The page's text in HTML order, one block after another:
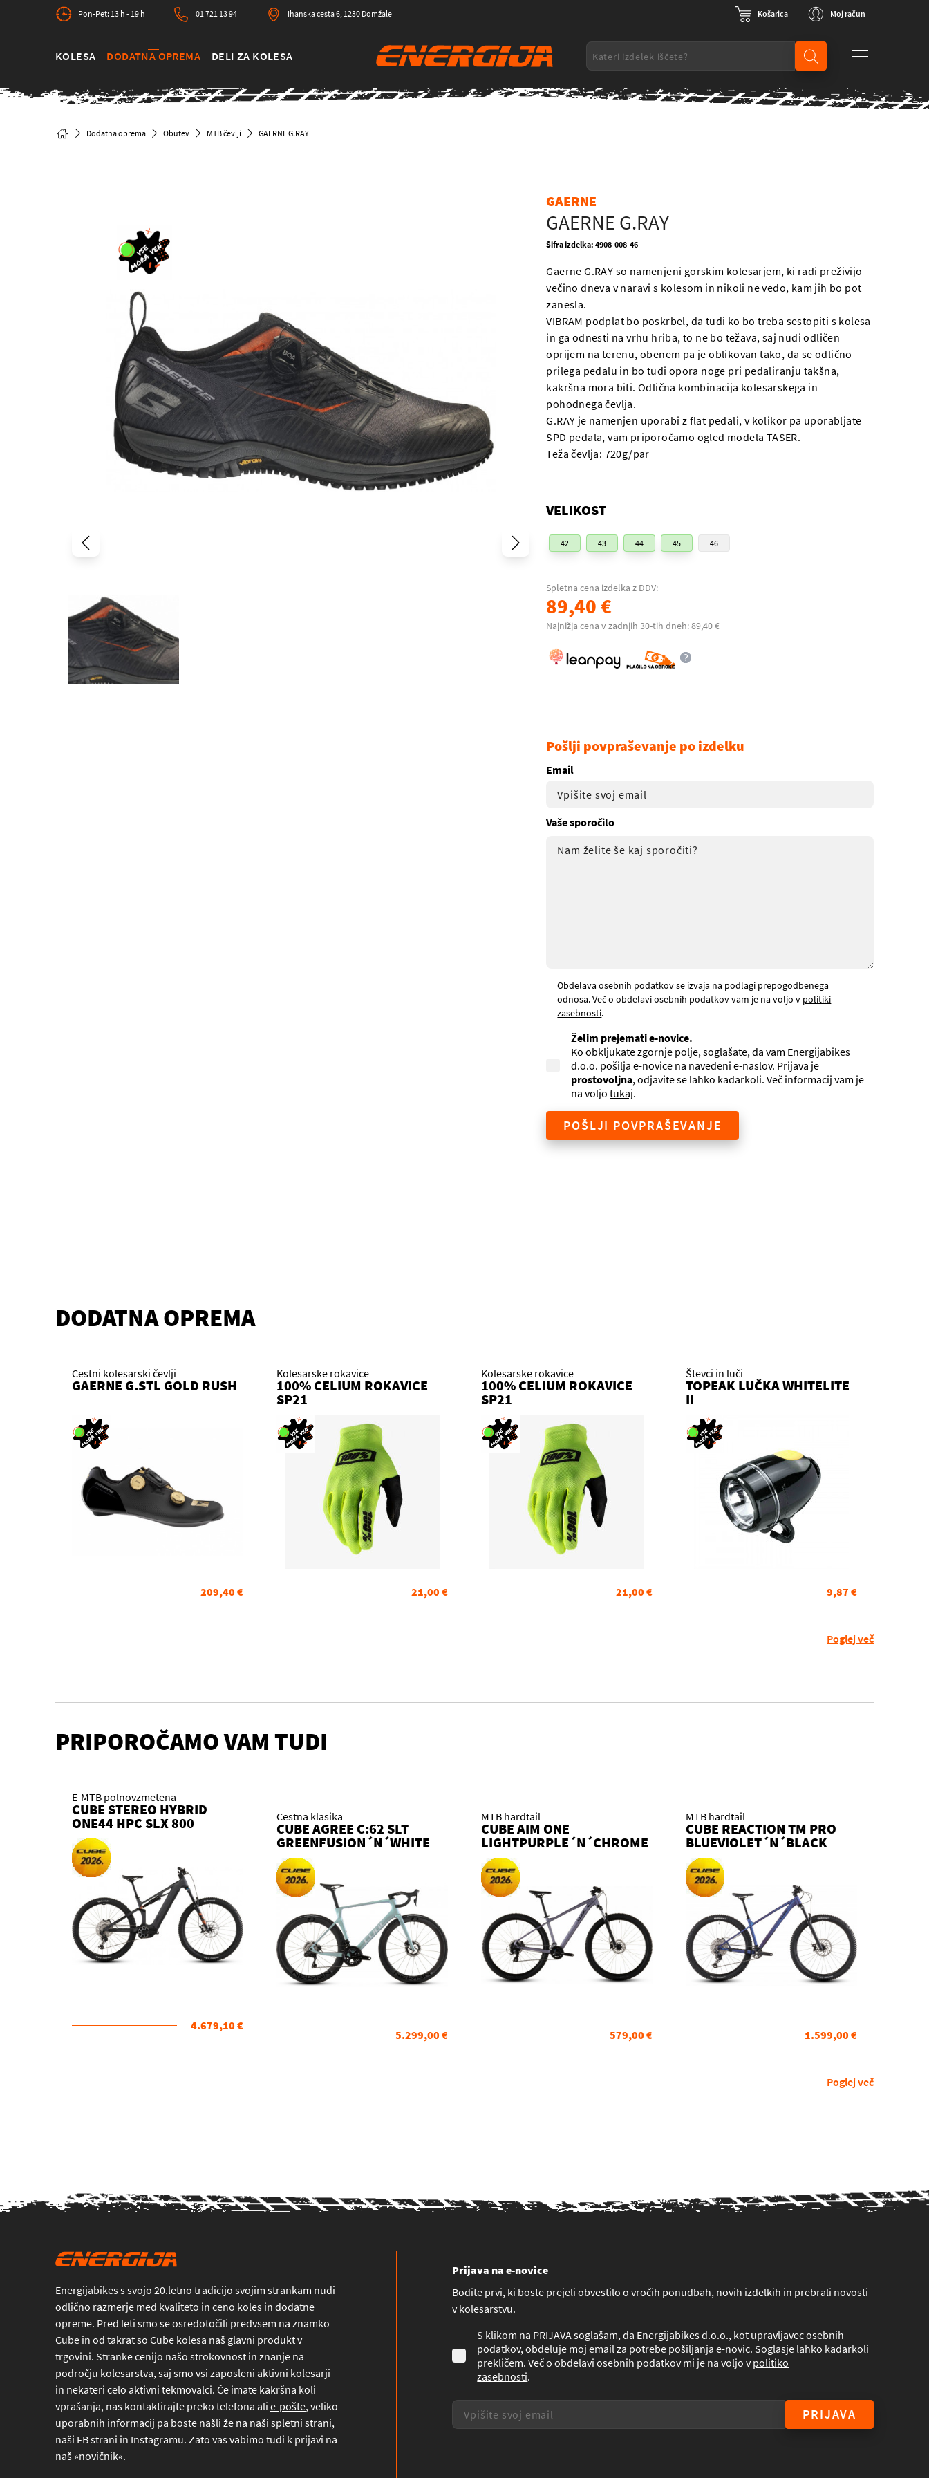
Pon-Pet: 13 h - 19 h 01 721 13 94 Ihanska cesta 6, 1230 Domžale Košarica Moj račun
KOLESA DODATNA OPREMA DELI ZA KOLESA
Dodatna oprema Obutev MTB čevlji GAERNE G.RAY
GAERNE
GAERNE G.RAY
Šifra izdelka: 4908-008-46
Gaerne G.RAY so namenjeni gorskim kolesarjem, ki radi preživijo
večino dneva v naravi s kolesom in nikoli ne vedo, kam jih bo pot
zanesla.
VIBRAM podplat bo poskrbel, da tudi ko bo treba sestopiti s kolesa
in ga odnesti na vrhu hriba, to ne bo težava, saj nudi odličen
oprijem na terenu, obenem pa je oblikovan tako, da se odlično
prilega pedalu in bo tudi opora noge pri pedaliranju takšna,
kakršna mora biti. Odlična kombinacija kolesarskega in
pohodnega čevlja.
G.RAY je namenjen uporabi z flat pedali, v kolikor pa uporabljate
SPD pedala, vam priporočamo ogled modela TASER.
Teža čevlja: 720g/par
VELIKOST
42 43 44 45 46
Spletna cena izdelka z DDV:
89,40 €
Najnižja cena v zadnjih 30-tih dneh: 89,40 €
Pošlji povpraševanje po izdelku
Email
Vaše sporočilo
Obdelava osebnih podatkov se izvaja na podlagi prepogodbenega
odnosa. Več o obdelavi osebnih podatkov vam je na voljo v politiki
zasebnosti.
Želim prejemati e-novice.
Ko obkljukate zgornje polje, soglašate, da vam Energijabikes
d.o.o. pošilja e-novice na navedeni e-naslov. Prijava je
prostovoljna, odjavite se lahko kadarkoli. Več informacij vam je
na voljotukaj.
POŠLJI POVPRAŠEVANJE
DODATNA OPREMA
Cestni kolesarski čevlji
GAERNE G.STL GOLD RUSH
209,40 €
Kolesarske rokavice
100% CELIUM ROKAVICE
SP21
21,00 €
Kolesarske rokavice
100% CELIUM ROKAVICE
SP21
21,00 €
Števci in luči
TOPEAK LUČKA WHITELITE
II
9,87 €
Poglej več
PRIPOROČAMO VAM TUDI
E-MTB polnovzmetena
CUBE STEREO HYBRID
ONE44 HPC SLX 800
SLABGREY´N´ORANGE
2026 KOLO
4.679,10 €
Cestna klasika
CUBE AGREE C:62 SLT
GREENFUSION´N´WHITE
2026 KOLO
5.299,00 €
MTB hardtail
CUBE AIM ONE
LIGHTPURPLE´N´CHROME
2026 KOLO
579,00 €
MTB hardtail
CUBE REACTION TM PRO
BLUEVIOLET´N´BLACK
2026 KOLO
1.599,00 €
Poglej več
Energijabikes s svojo 20.letno tradicijo svojim strankam nudi
odlično razmerje med kvaliteto in ceno koles in dodatne
opreme. Pred leti smo se osredotočili predvsem na znamko
Cube in od takrat so Cube kolesa naš glavni produkt v
trgovini. Stranke cenijo našo strokovnost in znanje na
področju kolesarstva, saj smo vsi zaposleni aktivni kolesarji
in nekateri celo aktivni tekmovalci. Če imate kakršna koli
vprašanja, nas kontaktirajte preko telefona ali e-pošte, veliko
uporabnih informacij pa boste našli že na naši spletni strani,
naši FB strani in Instagramu. Zato vas vabimo tudi k prijavi na
naš »novičnik«.
Prijava na e-novice
Bodite prvi, ki boste prejeli obvestilo o vročih ponudbah, novih izdelkih in prebrali novosti
v kolesarstvu.
S klikom na PRIJAVA soglašam, da Energijabikes d.o.o., kot upravljavec osebnih
podatkov, obdeluje moj email za potrebe pošiljanja e-novic. Soglasje lahko kadarkoli
prekličem. Več o obdelavi osebnih podatkov mi je na voljo vpolitiko
zasebnosti.
PRIJAVA